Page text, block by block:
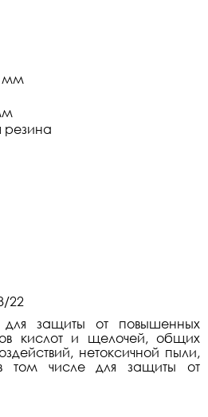
мм
резина
22
для защиты от повышенных
кислот и щелочей, общих
нетоксичной пыли,
том числе для защиты от